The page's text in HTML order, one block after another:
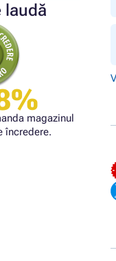
laudă
magazinul
încredere.
-